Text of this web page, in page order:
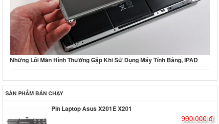
Những Lỗi Màn Hình Thường Gặp Khi Sử Dụng Máy Tính Bảng, IPAD
SẢN PHẨM BÁN CHẠY
Pin Laptop Asus X201E X201
990.000 đ